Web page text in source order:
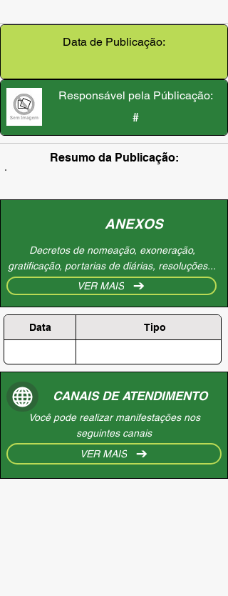
Data de Publicação:
Responsável pela Públicação:
#
Resumo da Publicação:
ANEXOS
Decretos de nomeação, exoneração,
gratificação, portarias de diárias, resoluções...
VER MAIS
Data Tipo
CANAIS DE ATENDIMENTO
Você pode realizar manifestações nos
seguintes canais
VER MAIS